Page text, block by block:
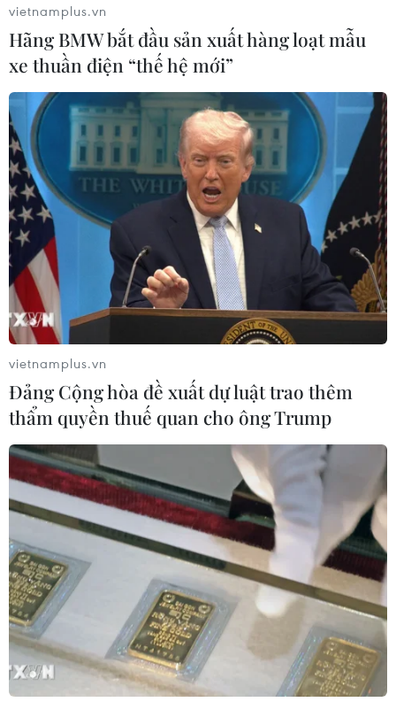
TIN CÙNG CHUYÊN MỤC
Khởi tố đối tượng giả danh Công an,
lừa đảo "chạy án" tại Đắk Lắk
06/08/2026 15:07
vietnamplus.vn
Hãng BMW bắt đầu sản xuất hàng loạt mẫu
xe thuần điện “thế hệ mới”
vietnamplus.vn
Đảng Cộng hòa đề xuất dự luật trao thêm
thẩm quyền thuế quan cho ông Trump